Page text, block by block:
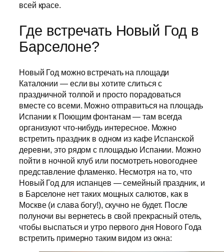
всей красе.
Где встречать Новый Год в
Барселоне?
Новый Год можно встречать на площади
Каталонии — если вы хотите слиться с
праздничной толпой и просто порадоваться
вместе со всеми. Можно отправиться на площадь
Испании к Поющим фонтанам — там всегда
организуют что-нибудь интересное. Можно
встретить праздник в одном из кафе Испанской
деревни, это рядом с площадью Испании. Можно
пойти в ночной клуб или посмотреть новогоднее
представление фламенко. Несмотря на то, что
Новый Год для испанцев — семейный праздник, и
в Барселоне нет таких мощных салютов, как в
Москве (и слава богу!), скучно не будет. После
полуночи вы вернетесь в свой прекрасный отель,
чтобы выспаться и утро первого дня Нового Года
встретить примерно таким видом из окна: